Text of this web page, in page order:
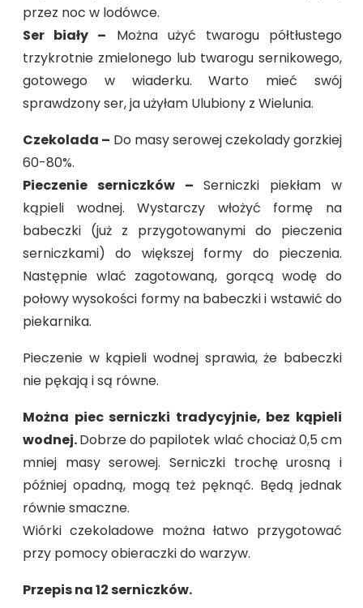
przez noc w lodówce.
Ser biały – Można użyć twarogu półtłustego
trzykrotnie zmielonego lub twarogu sernikowego,
gotowego w wiaderku. Warto mieć swój
sprawdzony ser, ja użyłam Ulubiony z Wielunia.
Czekolada – Do masy serowej czekolady gorzkiej
60-80%.
Pieczenie serniczków – Serniczki piekłam w
kąpieli wodnej. Wystarczy włożyć formę na
babeczki (już z przygotowanymi do pieczenia
serniczkami) do większej formy do pieczenia.
Następnie wlać zagotowaną, gorącą wodę do
połowy wysokości formy na babeczki i wstawić do
piekarnika.
Pieczenie w kąpieli wodnej sprawia, że babeczki
nie pękają i są równe.
Można piec serniczki tradycyjnie, bez kąpieli
wodnej.Dobrze do papilotek wlać chociaż 0,5 cm
mniej masy serowej. Serniczki trochę urosną i
później opadną, mogą też pęknąć. Będą jednak
równie smaczne.
Wiórki czekoladowe można łatwo przygotować
przy pomocy obieraczki do warzyw.
Przepis na 12 serniczków.